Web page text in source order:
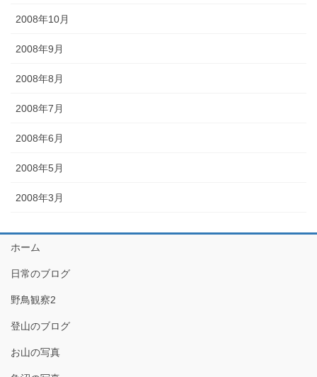
2008年10月
2008年9月
2008年8月
2008年7月
2008年6月
2008年5月
2008年3月
ホーム
日常のブログ
野鳥観察2
登山のブログ
お山の写真